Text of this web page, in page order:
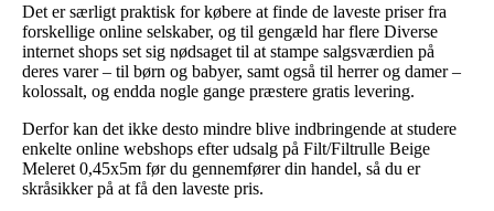
Det er særligt praktisk for købere at finde de laveste priser fra
forskellige online selskaber, og til gengæld har flere Diverse
internet shops set sig nødsaget til at stampe salgsværdien på
deres varer – til børn og babyer, samt også til herrer og damer –
kolossalt, og endda nogle gange præstere gratis levering.
Derfor kan det ikke desto mindre blive indbringende at studere
enkelte online webshops efter udsalg på Filt/Filtrulle Beige
Meleret 0,45x5m før du gennemfører din handel, så du er
skråsikker på at få den laveste pris.